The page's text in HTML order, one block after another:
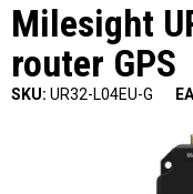
Milesight
router GPS
SKU: UR32-L04EU-G